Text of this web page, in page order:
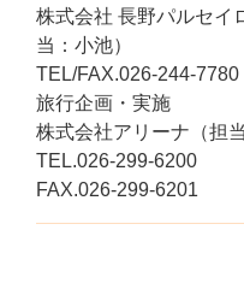
株式会社 長野パルセイ
当：小池）
TEL/FAX.026-244-7780
旅行企画・実施
株式会社アリーナ（担
TEL.026-299-6200
FAX.026-299-6201